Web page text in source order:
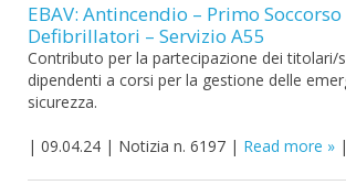
EBAV: Antincendio – Primo Soccorso
Defibrillatori – Servizio A55
Contributo per la partecipazione dei titolari/
dipendenti a corsi per la gestione delle
sicurezza.
| 09.04.24 | Notizia n. 6197 | Read more |